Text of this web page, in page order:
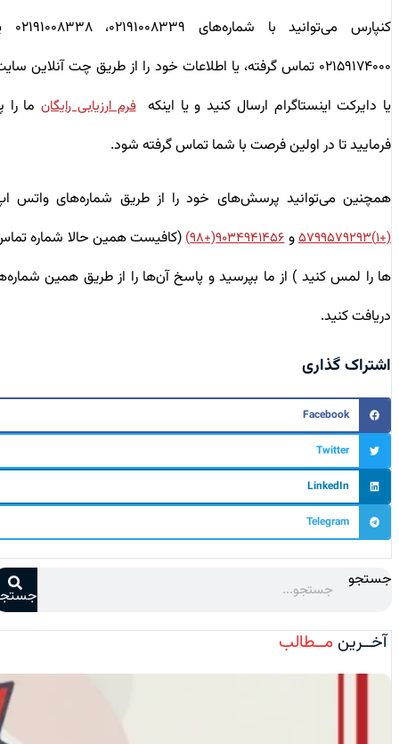
کنپارس می‌توانید با شماره‌های ۰۲۱۹۱۰۰۸۳۳۹، ۰۲۱۹۱۰۰۸۳۳۸ یا
۰۲۱۵۹۱۷۴۰۰۰ تماس گرفته، یا اطلاعات خود را از طریق چت آنلاین سایت
یا دایرکت اینستاگرام ارسال کنید و یا اینکه فرم ارزیابی رایگانما را پر
فرمایید تا در اولین فرصت با شما تماس گرفته شود.
همچنین می‌توانید پرسش‌های خود را از طریق شماره‌های واتس اپ
(+۱)۵۷۹۹۵۷۹۲۹۳ و۹۰۳۴۹۴۱۴۵۶(+۹۸)
(کافیست همین حالا شماره تماس
ها را لمس کنید ) از ما بپرسید و پاسخ آن‌ها را از طریق همین شماره‌ها
دریافت کنید.
اشتراک گذاری
Facebook
Twitter
LinkedIn
Telegram
جستجو
جستجو
آخــرینمــطالب